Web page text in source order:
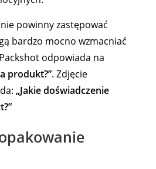
powinny zastępować
bardzo mocno wzmacniać
odpowiada na
produkt?”. Zdjęcie
„Jakie doświadczenie